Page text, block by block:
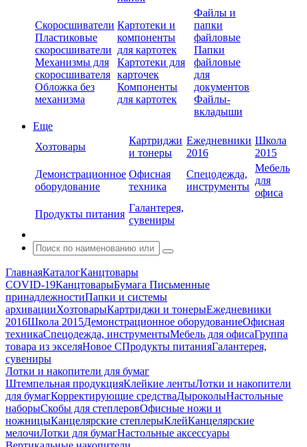
Скоросшиватели
Пластиковые
скоросшиватели
Механизмы для
скоросшивателя
Обложка без
механизма
Картотеки и
компоненты
для картотек
Картотеки для
карточек
Компоненты
для картотек
Файлы и
папки
файловые
Папки
файловые
для
документов
Файлы-
вкладыши
Еще
Хозтовары
Картриджи
и тонеры
Ежедневники
2016
Школа
2015
Демонстрационное
оборудование
Офисная
техника
Спецодежда,
инструменты
Мебель
для
офиса
Продукты питания
Галантерея,
сувениры
ГлавнаяКаталогКанцтовары
COVID-19КанцтоварыБумага Письменные
принадлежностиПапки и системы
архивацииХозтоварыКартриджи и тонерыЕжедневники
2016Школа 2015Демонстрационное оборудованиеОфисная
техникаСпецодежда, инструментыМебель для офисаГруппа
товара из экселяНовое СПродукты питанияГалантерея,
сувениры
Лотки и накопители для бумаг
Штемпельная продукцияКлейкие лентыЛотки и накопители
для бумагКорректирующие средстваДыроколыНастольные
наборыСкобы для степлеровОфисные ножи и
ножницыКанцелярские степлерыКлейКанцелярские
мелочиЛотки для бумагНастольные аксессуары